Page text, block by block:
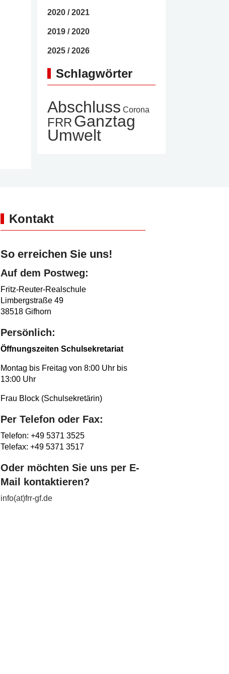
2020 / 2021
2019 / 2020
2025 / 2026
Schlagwörter
Abschluss Corona
FRR Ganztag
Umwelt
Kontakt
So erreichen Sie uns!
Auf dem Postweg:
Fritz-Reuter-Realschule
Limbergstraße 49
38518 Gifhorn
Persönlich:
Öffnungszeiten Schulsekretariat
Montag bis Freitag von 8:00 Uhr bis
13:00 Uhr
Frau Block (Schulsekretärin)
Per Telefon oder Fax:
Telefon: +49 5371 3525
Telefax: +49 5371 3517
Oder möchten Sie uns per E-
Mail kontaktieren?
info(at)frr-gf.de